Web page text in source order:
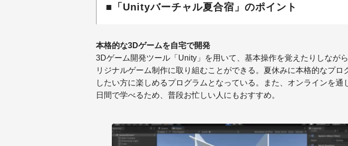
■「Unityバーチャル夏合宿」のポイント
本格的な3Dゲームを自宅で開発
3Dゲーム開発ツール「Unity」を用いて、基本操作を覚えたりしなが
リジナルゲーム制作に取り組むことができる。夏休みに本格的なプロ
したい方に楽しめるプログラムとなっている。また、オンラインを通
日間で学べるため、普段お忙しい人にもおすすめ。